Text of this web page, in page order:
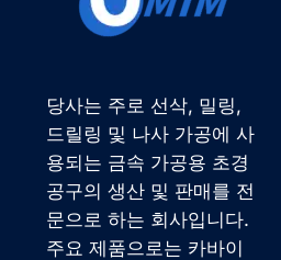
당사는 주로 선삭, 밀링,
드릴링 및 나사 가공에 사
용되는 금속 가공용 초경
공구의 생산 및 판매를 전
문으로 하는 회사입니다.
주요 제품으로는 카바이